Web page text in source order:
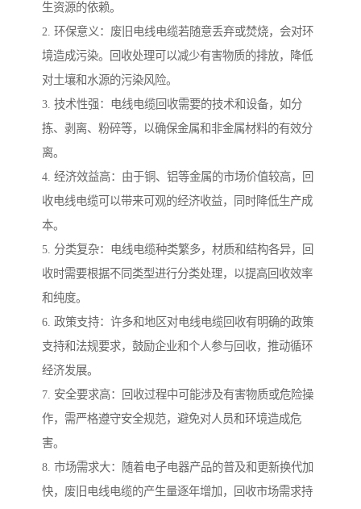
生资源的依赖。
2. 环保意义：废旧电线电缆若随意丢弃或焚烧，会对环
境造成污染。回收处理可以减少有害物质的排放，降低
对土壤和水源的污染风险。
3. 技术性强：电线电缆回收需要的技术和设备，如分
拣、剥离、粉碎等，以确保金属和非金属材料的有效分
离。
4. 经济效益高：由于铜、铝等金属的市场价值较高，回
收电线电缆可以带来可观的经济收益，同时降低生产成
本。
5. 分类复杂：电线电缆种类繁多，材质和结构各异，回
收时需要根据不同类型进行分类处理，以提高回收效率
和纯度。
6. 政策支持：许多和地区对电线电缆回收有明确的政策
支持和法规要求，鼓励企业和个人参与回收，推动循环
经济发展。
7. 安全要求高：回收过程中可能涉及有害物质或危险操
作，需严格遵守安全规范，避免对人员和环境造成危
害。
8. 市场需求大：随着电子电器产品的普及和更新换代加
快，废旧电线电缆的产生量逐年增加，回收市场需求持